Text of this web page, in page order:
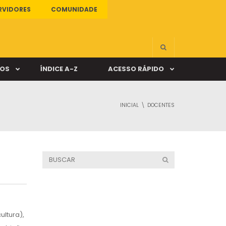
COMUNIDADE
ÍNDICE A-Z ACESSO RÁPIDO
INICIAL DOCENTES